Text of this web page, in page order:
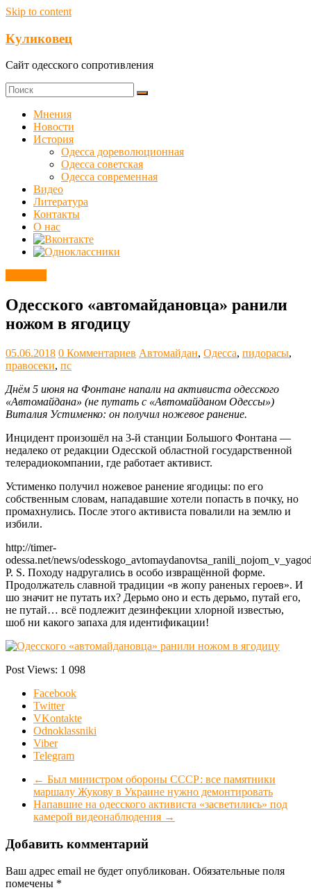
Skip to content
Куликовец
Сайт одесского сопротивления
Мнения
Новости
История
Одесса дореволюционная
Одесса советская
Одесса современная
Видео
Литература
Контакты
О нас
Одесского «автомайдановца» ранили
ножом в ягодицу
05.06.2018 0 Комментариев Автомайдан, Одесса, пидорасы,
правосеки, пс
Днём 5 июня на Фонтане напали на активиста одесского
«Автомайдана» (не путать с «Автомайданом Одессы»)
Виталия Устименко: он получил ножевое ранение.
Инцидент произошёл на 3-й станции Большого Фонтана —
недалеко от редакции Одесской областной государственной
телерадиокомпании, где работает активист.
Устименко получил ножевое ранение ягодицы: по его
собственным словам, нападавшие хотели попасть в почку, но
промахнулись. После этого активиста повалили на землю и
избили.
http://timer-
odessa.net/news/
P. S. Походу надругались в особо извращённой форме.
Продолжатель славной традиции «в жопу раненых героев». И
шо значит не путать их? Дерьмо оно и есть дерьмо, путай его,
не путай… всё подлежит дезинфекции хлорной известью,
шоб ни какого запаха для идентификации!
Post Views: 1 098
Facebook
Twitter
VKontakte
Odnoklassniki
Viber
Telegram
← Был министром обороны СССР: все памятники
маршалу Жукову в Украине нужно демонтировать
Напавшие на одесского активиста «засветились» под
камерой видеонаблюдения →
Добавить комментарий
Ваш адрес email не будет опубликован. Обязательные поля
помечены *